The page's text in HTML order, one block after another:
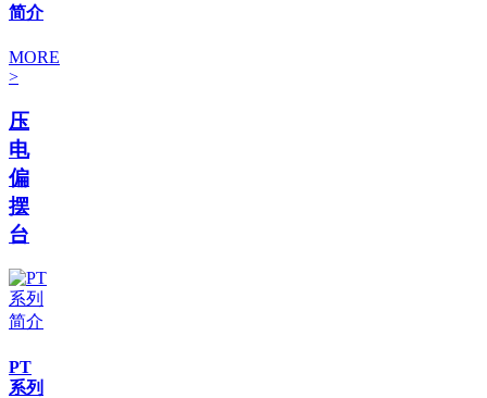
简介
MORE
>
压
电
偏
摆
台
PT
系列